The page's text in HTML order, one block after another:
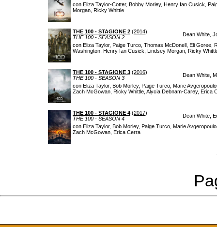
con Eliza Taylor-Cotter, Bobby Morley, Henry Ian Cusick,
Morgan, Ricky Whittle
THE 100 - STAGIONE 2 (2014)
THE 100 - SEASON 2
Dean White,
con Eliza Taylor, Paige Turco, Thomas McDonell, Eli
Washington, Henry Ian Cusick, Lindsey Morgan, Ricky
THE 100 - STAGIONE 3 (2016)
THE 100 - SEASON 3
Dean White,
con Eliza Taylor, Bob Morley, Paige Turco, Marie
Zach McGowan, Ricky Whittle, Alycia Debnam-Carey, Erica
THE 100 - STAGIONE 4 (2017)
THE 100 - SEASON 4
Dean White,
con Eliza Taylor, Bob Morley, Paige Turco, Marie
Zach McGowan, Erica Cerra